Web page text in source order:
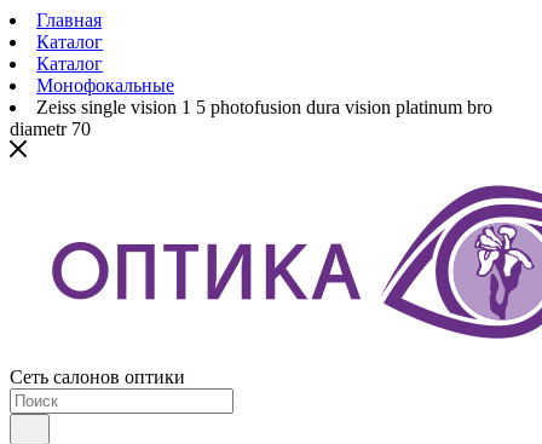
Главная
Каталог
Каталог
Монофокальные
Zeiss single vision 1 5 photofusion dura vision platinum bro
diametr 70
Сеть салонов оптики